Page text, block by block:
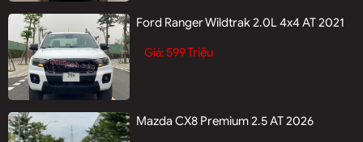
Ford Ranger Wildtrak 2.0L 4x4 AT 2021
Giá:599 Triệu
Mazda CX8 Premium 2.5 AT 2026